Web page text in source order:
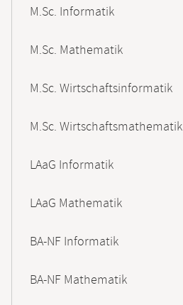
M.Sc. Informatik
M.Sc. Mathematik
M.Sc. Wirtschaftsinformatik
M.Sc. Wirtschaftsmathematik
LAaG Informatik
LAaG Mathematik
BA-NF Informatik
BA-NF Mathematik